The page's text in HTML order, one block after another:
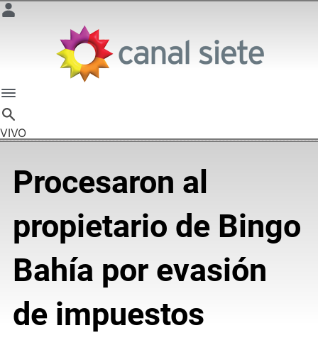
VIVO
Procesaron al
propietario de Bingo
Bahía por evasión
de impuestos